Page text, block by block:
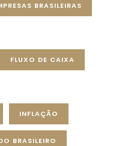
BRASILEIRAS
FLUXO DE CAIXA
INFLAÇÃO
BRASILEIRO